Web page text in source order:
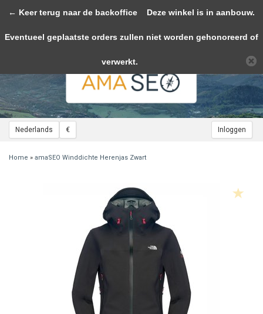
Nederlands € Inloggen
Toggle
Home » amaSEO Winddichte Herenjas Zwart
Wij slaan cookies op om onze website te verbeteren. Is dat akkoord?
Ja
← Keer terug naar de backoffice Deze winkel is in aanbouw.
Eventueel geplaatste orders zullen niet worden gehonoreerd of
verwerkt.